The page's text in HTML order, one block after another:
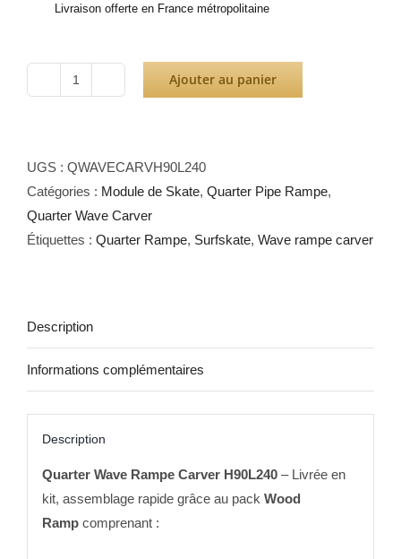
Livraison offerte en France métropolitaine
Wave
Rampe
Carver
H90L240
Ajouter au panier
UGS : QWAVECARVH90L240
Catégories : Module de Skate, Quarter Pipe Rampe,
Quarter Wave Carver
Étiquettes : Quarter Rampe, Surfskate, Wave rampe carver
Description
Informations complémentaires
Description
Quarter Wave Rampe Carver H90L240 – Livrée en
kit, assemblage rapide grâce au pack Wood
Rampcomprenant :